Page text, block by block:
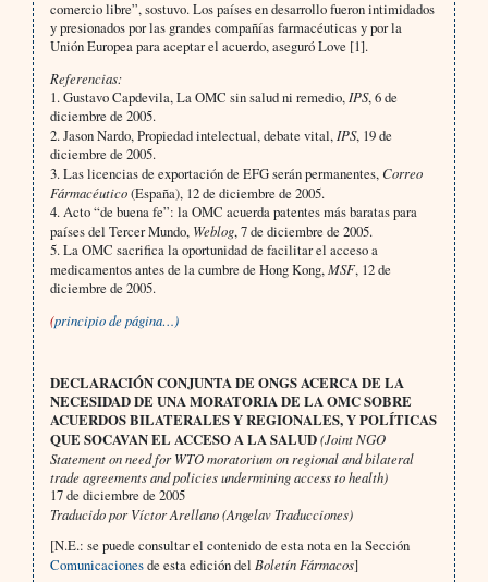
comercio libre”, sostuvo. Los países en desarrollo fueron intimidados
y presionados por las grandes compañías farmacéuticas y por la
Unión Europea para aceptar el acuerdo, aseguró Love [1].
Referencias:
1. Gustavo Capdevila, La OMC sin salud ni remedio, IPS, 6 de
diciembre de 2005.
2. Jason Nardo, Propiedad intelectual, debate vital, IPS, 19 de
diciembre de 2005.
3. Las licencias de exportación de EFG serán permanentes,Correo
Fármacéutico(España), 12 de diciembre de 2005.
4. Acto “de buena fe”: la OMC acuerda patentes más baratas para
países del Tercer Mundo, Weblog, 7 de diciembre de 2005.
5. La OMC sacrifica la oportunidad de facilitar el acceso a
medicamentos antes de la cumbre de Hong Kong,MSF, 12 de
diciembre de 2005.
(principio de página…)
DECLARACIÓN CONJUNTA DE ONGS ACERCA DE LA
NECESIDAD DE UNA MORATORIA DE LA OMC SOBRE
ACUERDOS BILATERALES Y REGIONALES, Y POLÍTICAS
QUE SOCAVAN EL ACCESO A LA SALUD(Joint NGO
Statement on need for WTO moratorium on regional and bilateral
trade agreements and policies undermining access to health)
17 de diciembre de 2005
Traducido por Víctor Arellano (Angelav Traducciones)
[N.E.: se puede consultar el contenido de esta nota en la Sección
Comunicacionesde esta edición del Boletín Fármacos]